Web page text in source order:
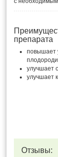
препарата
повышает
улучшает
улучшает
Отзывы: